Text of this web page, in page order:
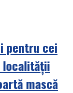
pentru cei
localității
mască